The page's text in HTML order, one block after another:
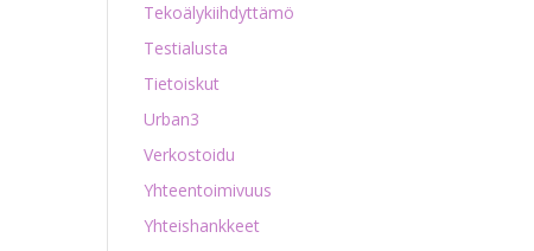
Tekoälykiihdyttämö
Testialusta
Tietoiskut
Urban3
Verkostoidu
Yhteentoimivuus
Yhteishankkeet